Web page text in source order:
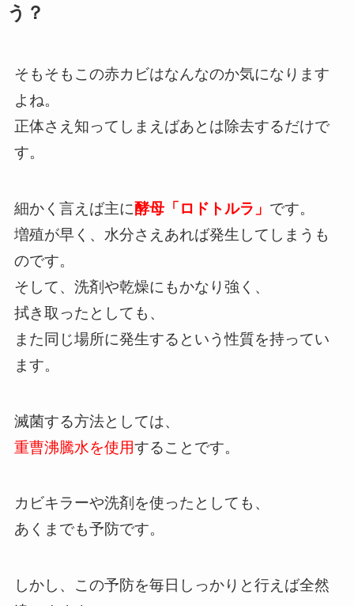
う？
そもそもこの赤カビはなんなのか気になります
よね。
正体さえ知ってしまえばあとは除去するだけで
す。
細かく言えば主に酵母「ロドトルラ」 です。
増殖が早く、水分さえあれば発生してしまうも
のです。
そして、洗剤や乾燥にもかなり強く、
拭き取ったとしても、
また同じ場所に発生するという性質を持ってい
ます。
滅菌する方法としては、
重曹沸騰水を使用することです。
カビキラーや洗剤を使ったとしても、
あくまでも予防です。
しかし、この予防を毎日しっかりと行えば全然